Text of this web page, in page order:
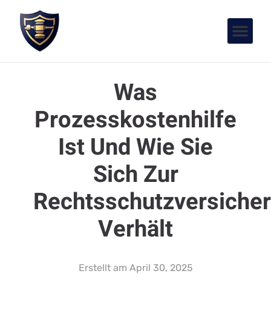
Was
Prozesskostenhilfe
Ist Und Wie Sie
Sich Zur
Verhält
Erstellt am April 30, 2025